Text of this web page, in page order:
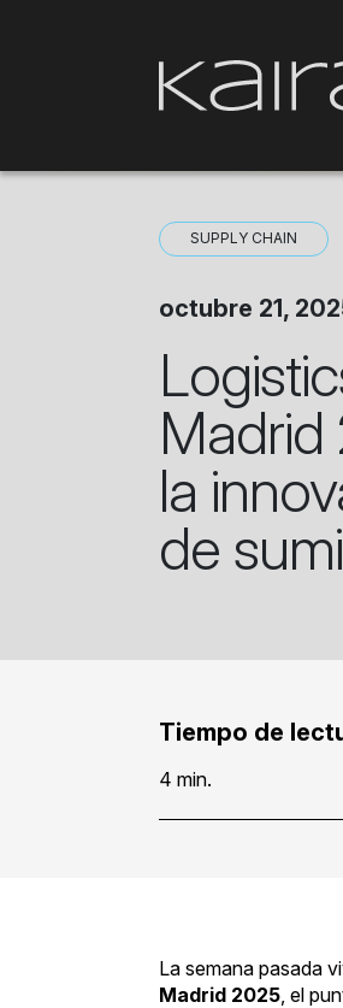
SUPPLY CHAIN
octubre 21,
Madrid
la
de
Tiempo de
4 min.
La semana pasada
Madrid 2025, el